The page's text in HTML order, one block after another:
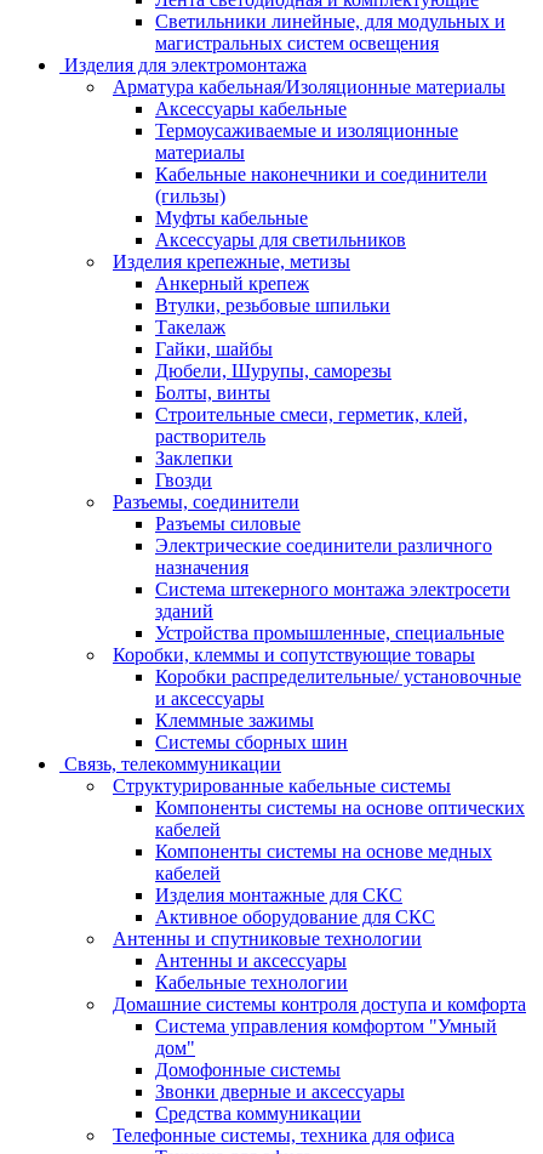
Светильники линейные, для модульных и
магистральных систем освещения
Изделия для электромонтажа
Арматура кабельная/Изоляционные материалы
Аксессуары кабельные
Термоусаживаемые и изоляционные
материалы
Кабельные наконечники и соединители
(гильзы)
Муфты кабельные
Аксессуары для светильников
Изделия крепежные, метизы
Анкерный крепеж
Втулки, резьбовые шпильки
Такелаж
Гайки, шайбы
Дюбели, Шурупы, саморезы
Болты, винты
Строительные смеси, герметик, клей,
растворитель
Заклепки
Гвозди
Разъемы, соединители
Разъемы силовые
Электрические соединители различного
назначения
Система штекерного монтажа электросети
зданий
Устройства промышленные, специальные
Коробки, клеммы и сопутствующие товары
Коробки распределительные/ установочные
и аксессуары
Клеммные зажимы
Системы сборных шин
Связь, телекоммуникации
Структурированные кабельные системы
Компоненты системы на основе оптических
кабелей
Компоненты системы на основе медных
кабелей
Изделия монтажные для СКС
Активное оборудование для СКС
Антенны и спутниковые технологии
Антенны и аксессуары
Кабельные технологии
Домашние системы контроля доступа и комфорта
Система управления комфортом "Умный
дом"
Домофонные системы
Звонки дверные и аксессуары
Средства коммуникации
Телефонные системы, техника для офиса